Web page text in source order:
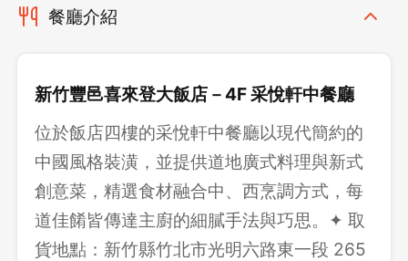
餐廳介紹
新竹豐邑喜來登大飯店－4F 采悅軒中餐廳
位於飯店四樓的采悅軒中餐廳以現代簡約的
中國風格裝潢，並提供道地廣式料理與新式
創意菜，精選食材融合中、西烹調方式，每
道佳餚皆傳達主廚的細膩手法與巧思。✦ 取
貨地點：新竹縣竹北市光明六路東一段 265